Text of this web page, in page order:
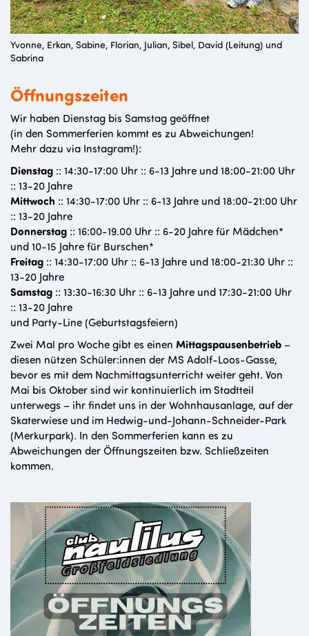
Yvonne, Erkan, Sabine, Florian, Julian, Sibel, David (Leitung) und
Sabrina
Öffnungszeiten
Wir haben Dienstag bis Samstag geöffnet
(in den Sommerferien kommt es zu Abweichungen!
Mehr dazu via Instagram!):
Dienstag :: 14:30-17:00 Uhr :: 6-13 Jahre und 18:00-21:00 Uhr
:: 13-20 Jahre
Mittwoch :: 14:30-17:00 Uhr :: 6-13 Jahre und 18:00-21:00 Uhr
:: 13-20 Jahre
Donnerstag :: 16:00-19.00 Uhr :: 6-20 Jahre für Mädchen*
und 10-15 Jahre für Burschen*
Freitag :: 14:30-17:00 Uhr :: 6-13 Jahre und 18:00-21:30 Uhr ::
13-20 Jahre
Samstag :: 13:30-16:30 Uhr :: 6-13 Jahre und 17:30-21:00 Uhr
:: 13-20 Jahre
und Party-Line (Geburtstagsfeiern)
Zwei Mal pro Woche gibt es einen Mittagspausenbetrieb –
diesen nützen Schüler:innen der MS Adolf-Loos-Gasse,
bevor es mit dem Nachmittagsunterricht weiter geht. Von
Mai bis Oktober sind wir kontinuierlich im Stadtteil
unterwegs – ihr findet uns in der Wohnhausanlage, auf der
Skaterwiese und im Hedwig-und-Johann-Schneider-Park
(Merkurpark). In den Sommerferien kann es zu
Abweichungen der Öffnungszeiten bzw. Schließzeiten
kommen.